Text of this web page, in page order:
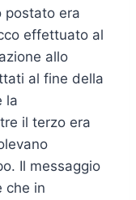
postato era
effettuato al
allo
al fine della
la
il terzo era
Il messaggio
che in